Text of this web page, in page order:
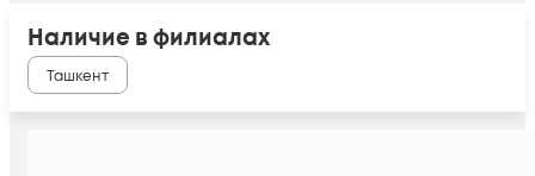
Наличие в филиалах
Ташкент